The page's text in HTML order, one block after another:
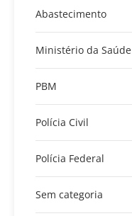
Abastecimento
Ministério da Saúde
PBM
Polícia Civil
Polícia Federal
Sem categoria